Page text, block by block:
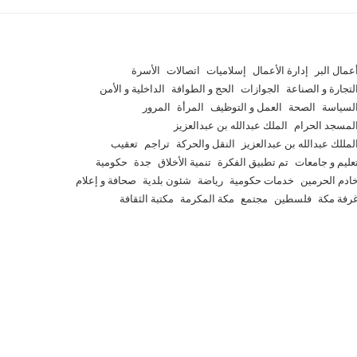
البر إدارة الأعمال إسلاميات اتصالات الأسرة
و الصناعة الجوازات الحج و الطوافة الداخلية و الأمن
الصحة العمل و التوظيف المرأة المرور
الحرام الملك عبدالله بن عبدالعزيز
عبدالله بن عبدالعزيز
النقل والحركة تراجم تعقيب
و جامعات تم تطبيق الفكرة تنمية الأخلاق جدة حكومية
الحرمين خدمات حكومية رياضة شئون بلدية صحافة و إعلام
مكة فلسطين مجتمع مكة المكرمة مكتبة الثقافة